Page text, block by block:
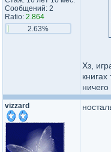
Сообщений: 2
Ratio: 2.864
2.63%
Хз,
vizzard